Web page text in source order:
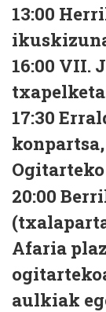
13:00
16:00 VII.
17:30
20:00
Afaria
aulkiak